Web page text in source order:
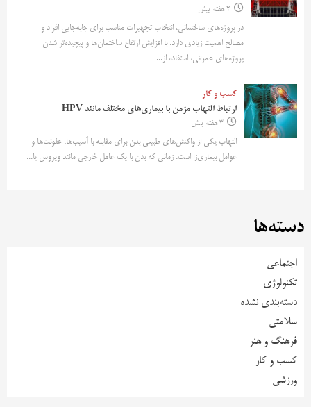
2 هفته پیش
در پروژه‌های ساختمانی، انتخاب تجهیزات مناسب برای جابه‌جایی افراد و
مصالح اهمیت زیادی دارد. با افزایش ارتفاع ساختمان‌ها و پیچیده‌تر شدن
پروژه‌های عمرانی، استفاده از...
کسب و کار
ارتباط التهاب مزمن با بیماری‌های مختلف مانند HPV
3 هفته پیش
التهاب یکی از واکنش‌های طبیعی بدن برای مقابله با آسیب‌ها، عفونت‌ها و
عوامل بیماری‌زا است. زمانی که بدن با یک عامل خارجی مانند ویروس یا...
دسته‌ها
اجتماعی
تکنولوژی
دسته‌بندی نشده
سلامتی
فرهنگ و هنر
کسب و کار
ورزشی